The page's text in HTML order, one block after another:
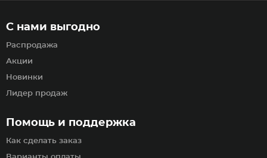
Помощь и поддержка
Как сделать заказ
С нами выгодно
Распродажа
Акции
Новинки
Лидер продаж